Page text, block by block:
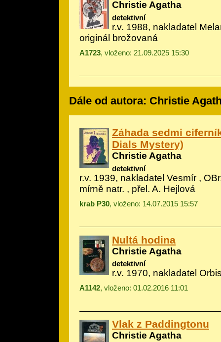
Christie Agatha
detektivní
r.v. 1988, nakladatel
originál brožovaná
A1723, vloženo: 21.09.2025 15:30
Dále od autora: Christie
Záhada sedmi
Dials Mystery)
Christie Agatha
detektivní
r.v. 1939, nakladatel Vesmír ,
mírně natr. , přel. A. Hejlová
krab P30, vloženo: 14.07.2015 15:57
Nultá hodina
Christie Agatha
detektivní
r.v. 1970, nakladatel
A1142, vloženo: 01.02.2016 11:01
Vlak z Paddingtonu
Christie Agatha